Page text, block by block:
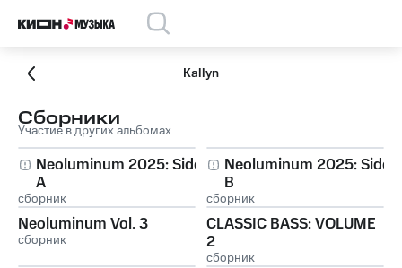
Kallyn
Сборники
Участие в других альбомах
Neoluminum 2025: Side
A
сборник
Neoluminum 2025: Side
B
сборник
Neoluminum Vol. 3
сборник
CLASSIC BASS: VOLUME
2
сборник